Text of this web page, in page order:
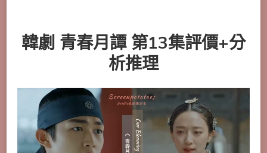
韓劇 青春月譚 第13集評價+分
析推理